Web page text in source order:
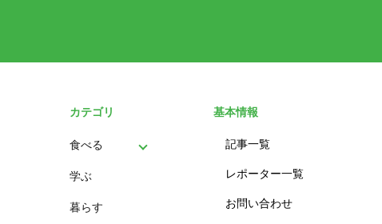
カテゴリ
食べる
パン
スイーツ
学ぶ
暮らす
基本情報
記事一覧
レポーター一覧
お問い合わせ